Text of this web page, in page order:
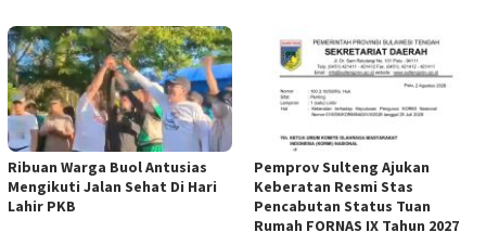
Ribuan Warga Buol Antusias
Mengikuti Jalan Sehat Di Hari
Lahir PKB
Pemprov Sulteng Ajukan
Keberatan Resmi Stas
Pencabutan Status Tuan
Rumah FORNAS IX Tahun 2027